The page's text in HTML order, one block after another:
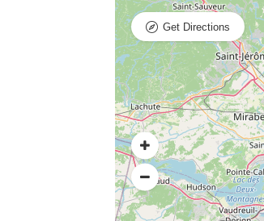
Get Directions